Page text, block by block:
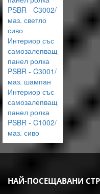
PSBR - C3002/
маз. светло
сиво
Интериор със
самозалепващ
панел ролка
PSBR - C3001/
маз. шампан
Интериор със
самозалепващ
панел ролка
PSBR - C1002/
маз. сиво
НАЙ-ПОСЕЩАВАНИ